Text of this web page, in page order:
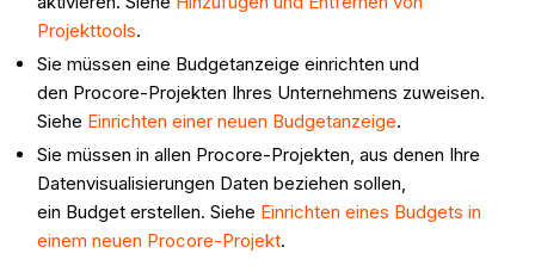
Projekttools.
Sie müssen eine Budgetanzeige einrichten und
den Procore-Projekten Ihres Unternehmens zuweisen.
Siehe Einrichten einer neuen Budgetanzeige.
Sie müssen in allen Procore-Projekten, aus denen Ihre
Datenvisualisierungen Daten beziehen sollen,
ein Budget erstellen. Siehe Einrichten eines Budgets in
einem neuen Procore-Projekt.